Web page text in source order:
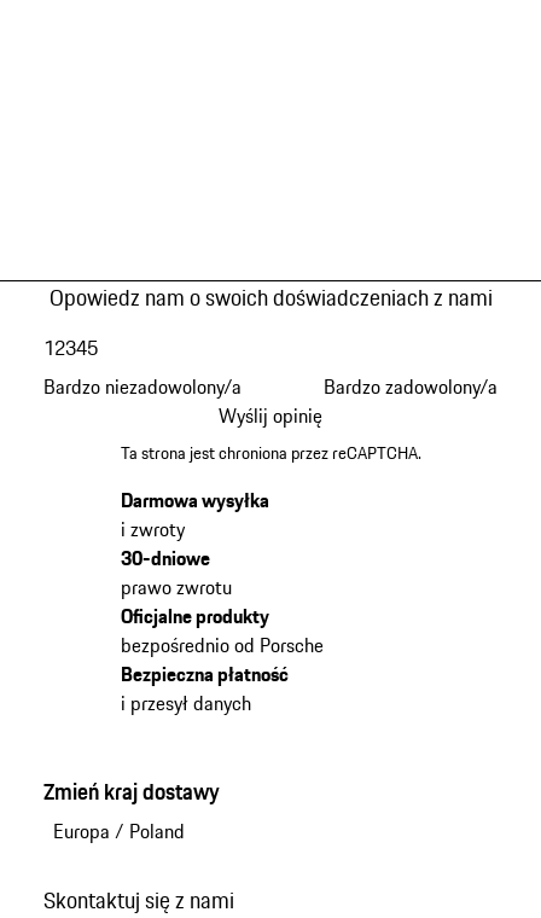
Opowiedz nam o swoich doświadczeniach z nami
Bardzo niezadowolony/a
12345
Bardzo zadowolony/a
Wyślij opinię
Ta strona jest chroniona przez reCAPTCHA.
Darmowa wysyłka
i zwroty
30-dniowe
prawo zwrotu
Oficjalne produkty
bezpośrednio od Porsche
Bezpieczna płatność
i przesył danych
Zmień kraj dostawy
Europa / Poland
Skontaktuj się z nami